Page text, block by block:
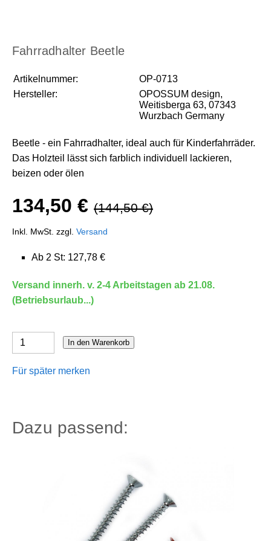
Fahrradhalter Beetle
Artikelnummer:
OP-0713
Hersteller:
OPOSSUM design,
Weitisberga 63, 07343
Wurzbach Germany
Beetle - ein Fahrradhalter, ideal auch für Kinderfahrräder.
Das Holzteil lässt sich farblich individuell lackieren,
beizen oder ölen
134,50 € (144,50 €)
Inkl. MwSt. zzgl. Versand
Ab 2 St: 127,78 €
Versand innerh. v. 2-4 Arbeitstagen ab 21.08.
(Betriebsurlaub...)
In den Warenkorb
Für später merken
Dazu passend: